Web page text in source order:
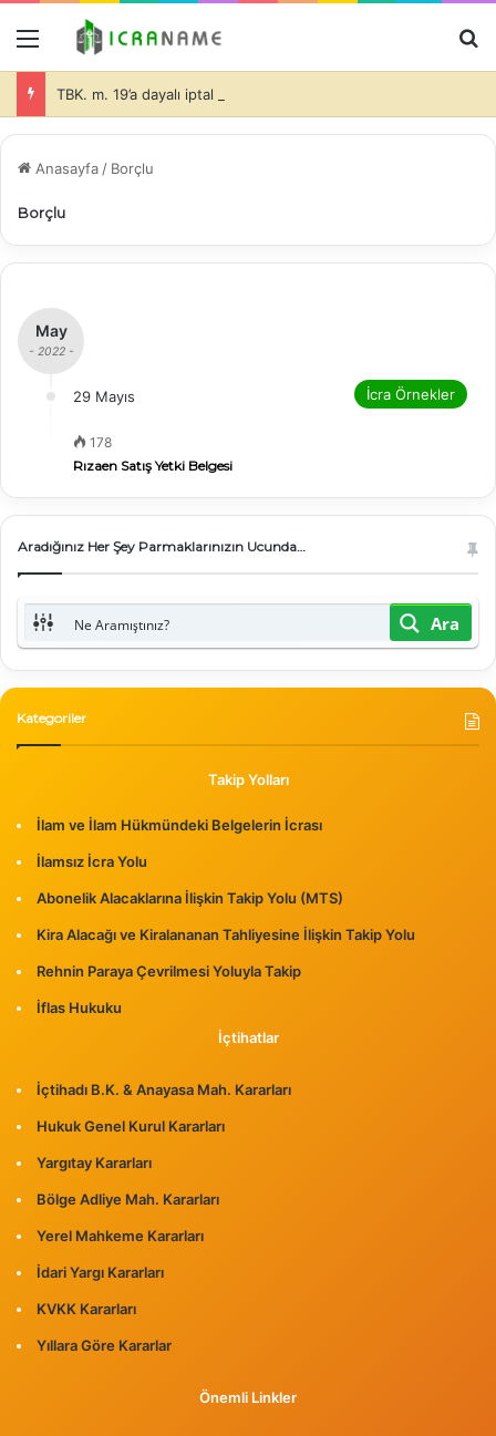
Menü
Anasayfa/ Borçlu
Borçlu
May
- 2022 -
29 Mayıs İcra Örnekler
178
Rızaen Satış Yetki Belgesi
Aradığınız Her Şey Parmaklarınızın Ucunda…
Ara
Kategoriler
Takip Yolları
İlam ve İlam Hükmündeki Belgelerin İcrası
İlamsız İcra Yolu
Abonelik Alacaklarına İlişkin Takip Yolu (MTS)
Kira Alacağı ve Kiralananan Tahliyesine İlişkin Takip Yolu
Rehnin Paraya Çevrilmesi Yoluyla Takip
İflas Hukuku
İçtihatlar
İçtihadı B.K. & Anayasa Mah. Kararları
Hukuk Genel Kurul Kararları
Yargıtay Kararları
Bölge Adliye Mah. Kararları
Yerel Mahkeme Kararları
İdari Yargı Kararları
KVKK Kararları
Yıllara Göre Kararlar
Önemli Linkler